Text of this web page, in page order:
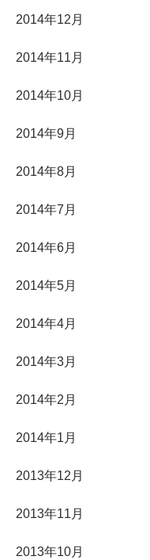
2014年12月
2014年11月
2014年10月
2014年9月
2014年8月
2014年7月
2014年6月
2014年5月
2014年4月
2014年3月
2014年2月
2014年1月
2013年12月
2013年11月
2013年10月